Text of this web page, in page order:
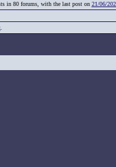
in 80 forums, with the last post on 21/06/
.